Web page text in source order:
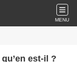
MENU
est-il ?